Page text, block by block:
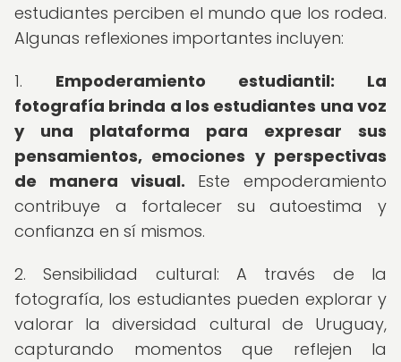
estudiantes perciben el mundo que los rodea.
Algunas reflexiones importantes incluyen:
1. Empoderamiento estudiantil: La
fotografía brinda a los estudiantes una voz
y una plataforma para expresar sus
pensamientos, emociones y perspectivas
de manera visual. Este empoderamiento
contribuye a fortalecer su autoestima y
confianza en sí mismos.
2. Sensibilidad cultural: A través de la
fotografía, los estudiantes pueden explorar y
valorar la diversidad cultural de Uruguay,
capturando momentos que reflejen la